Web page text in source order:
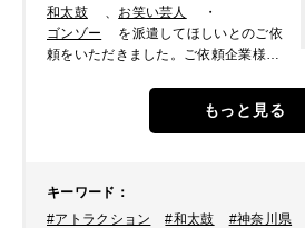
和太鼓
、 お笑い芸人
・
ゴンゾー
を派遣してほしいとのご依
頼をいただきました。ご依頼企業様の
てほしいとのことでした。ここでは、
和太鼓のパフォーマンスの様子をレポ
もっと見る
キーワード ：
#アトラクション
#和太鼓 #神奈川県